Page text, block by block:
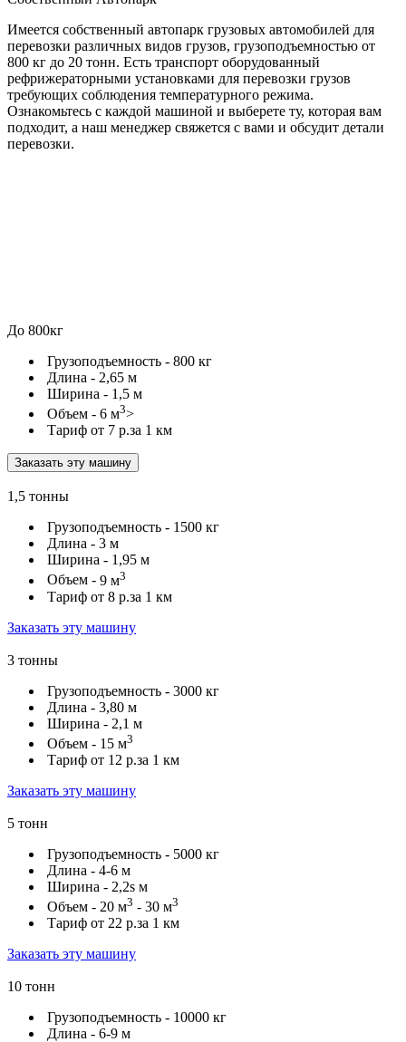
Имеется собственный автопарк грузовых автомобилей для
перевозки различных видов грузов, грузоподъемностью от
800 кг до 20 тонн. Есть транспорт оборудованный
рефрижераторными установками для перевозки грузов
требующих соблюдения температурного режима.
Ознакомьтесь с каждой машиной и выберете ту, которая вам
подходит, а наш менеджер свяжется с вами и обсудит детали
перевозки.
До 800кг
Грузоподъемность - 800 кг
Длина - 2,65 м
Ширина - 1,5 м
Объем - 6 м3>
Тариф от 7 р.за 1 км
Заказать эту машину
1,5 тонны
Грузоподъемность - 1500 кг
Длина - 3 м
Ширина - 1,95 м
Объем - 9 м3
Тариф от 8 р.за 1 км
Заказать эту машину
3 тонны
Грузоподъемность - 3000 кг
Длина - 3,80 м
Ширина - 2,1 м
Объем - 15 м3
Тариф от 12 р.за 1 км
Заказать эту машину
5 тонн
Грузоподъемность - 5000 кг
Длина - 4-6 м
Ширина - 2,2s м
Объем - 20 м3 - 30 м3
Тариф от 22 р.за 1 км
Заказать эту машину
10 тонн
Грузоподъемность - 10000 кг
Длина - 6-9 м